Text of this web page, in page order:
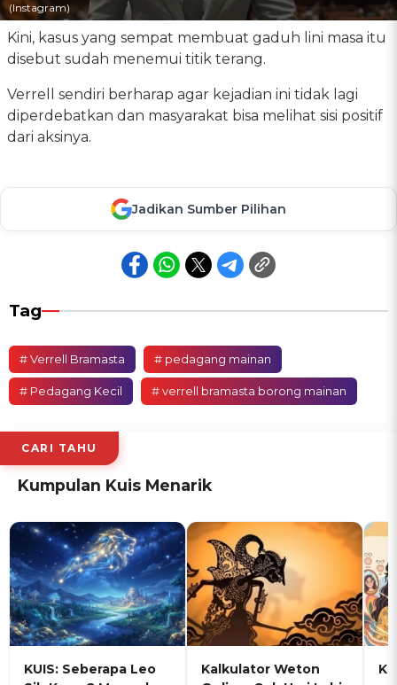
(Instagram)
Kini, kasus yang sempat membuat gaduh lini masa itu
disebut sudah menemui titik terang.
Verrell sendiri berharap agar kejadian ini tidak lagi
diperdebatkan dan masyarakat bisa melihat sisi positif
dari aksinya.
Jadikan Sumber Pilihan
Tag
# Verrell Bramasta # pedagang mainan
# Pedagang Kecil # verrell bramasta borong mainan
CARI TAHU
Kumpulan Kuis Menarik
KUIS: Seberapa Leo
Kalkulator Weton